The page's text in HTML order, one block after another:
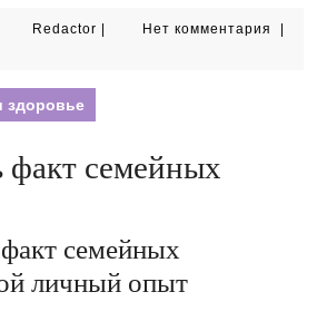
Redactor RedactorНет комментария
здоровье
факт семейных
семейных
личный опыт